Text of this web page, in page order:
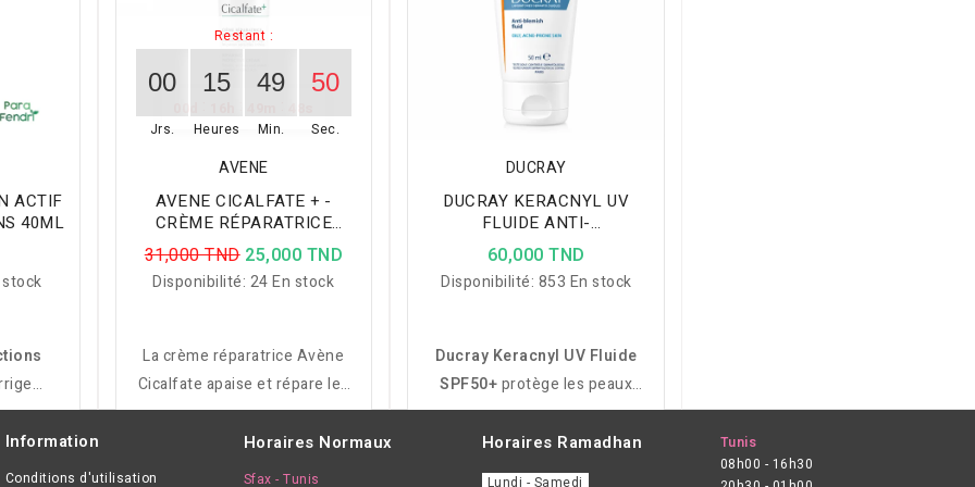
ACTIF
40ML
dès 6
lisse.
Restant :
00
Jrs.
15
Heures
49
Min.
49
Sec.
AVENE
AVENE CICALFATE + -
CRÈME RÉPARATRICE
PROTECTRICE 40ML
31,000 TND 25,000 TND
Disponibilité: 24 En stock
La crème réparatrice Avène
Cicalfate apaise et répare les
peaux irritées et lésées.
Formule antibactérienne
brevetée, hypoallergénique et
DUCRAY
DUCRAY KERACNYL UV
FLUIDE ANTI-
IMPERFECTIONS PEAUX
GRASSES A TENDANCE
ACNEIQUE 50ML
60,000 TND
Disponibilité: 853 En stock
Ducray Keracnyl UV Fluide
SPF50+protège les peaux
grasses à tendance acnéique
du soleil tout en aidant à
réduire les imperfections et la
Information
Conditions d'utilisation
Horaires Normaux
Sfax - Tunis
Horaires Ramadhan
Lundi - Samedi
Tunis
08h00 - 16h30